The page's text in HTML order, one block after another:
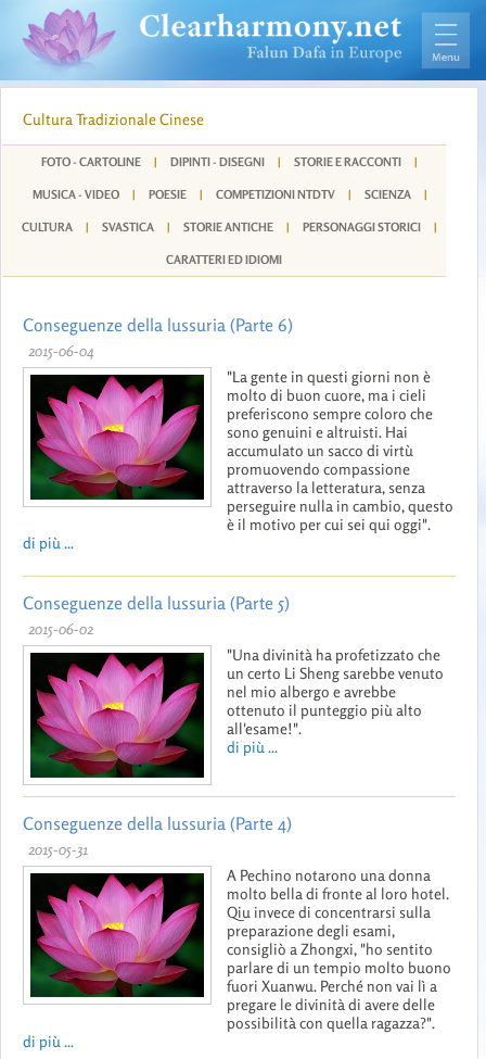
Cultura Tradizionale Cinese
FOTO - CARTOLINE | DIPINTI - DISEGNI | STORIE E RACCONTI |
MUSICA - VIDEO | POESIE | COMPETIZIONI NTDTV | SCIENZA |
CULTURA | SVASTICA | STORIE ANTICHE | PERSONAGGI STORICI |
CARATTERI ED IDIOMI
Conseguenze della lussuria (Parte 6)
2015-06-04
"La gente in questi giorni non è
molto di buon cuore, ma i cieli
preferiscono sempre coloro che
sono genuini e altruisti. Hai
accumulato un sacco di virtù
promuovendo compassione
attraverso la letteratura, senza
perseguire nulla in cambio, questo
è il motivo per cui sei qui oggi".
di più ...
Conseguenze della lussuria (Parte 5)
2015-06-02
"Una divinità ha profetizzato che
un certo Li Sheng sarebbe venuto
nel mio albergo e avrebbe
ottenuto il punteggio più alto
all'esame!".
di più ...
Conseguenze della lussuria (Parte 4)
2015-05-31
A Pechino notarono una donna
molto bella di fronte al loro hotel.
Qiu invece di concentrarsi sulla
preparazione degli esami,
consigliò a Zhongxi, "ho sentito
parlare di un tempio molto buono
fuori Xuanwu. Perché non vai lì a
pregare le divinità di avere delle
possibilità con quella ragazza?".
di più ...